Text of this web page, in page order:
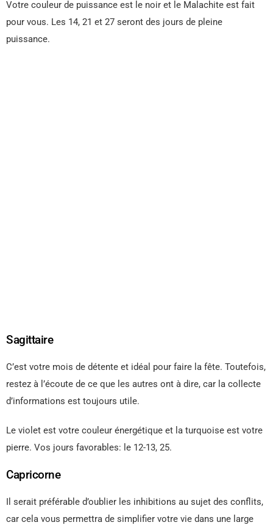
Votre couleur de puissance est le noir et le Malachite est fait
pour vous. Les 14, 21 et 27 seront des jours de pleine
puissance.
Sagittaire
C’est votre mois de détente et idéal pour faire la fête. Toutefois,
restez à l’écoute de ce que les autres ont à dire, car la collecte
d’informations est toujours utile.
Le violet est votre couleur énergétique et la turquoise est votre
pierre. Vos jours favorables: le 12-13, 25.
Capricorne
Il serait préférable d’oublier les inhibitions au sujet des conflits,
car cela vous permettra de simplifier votre vie dans une large